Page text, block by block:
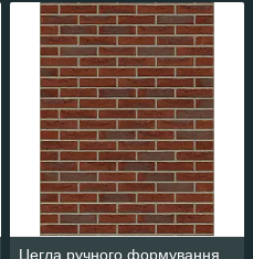
Цегла ручного формування